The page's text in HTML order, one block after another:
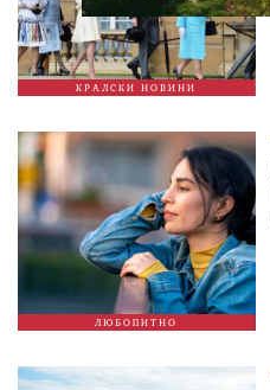
КРАЛСКИ НОВИНИ
ЛЮБОПИТНО